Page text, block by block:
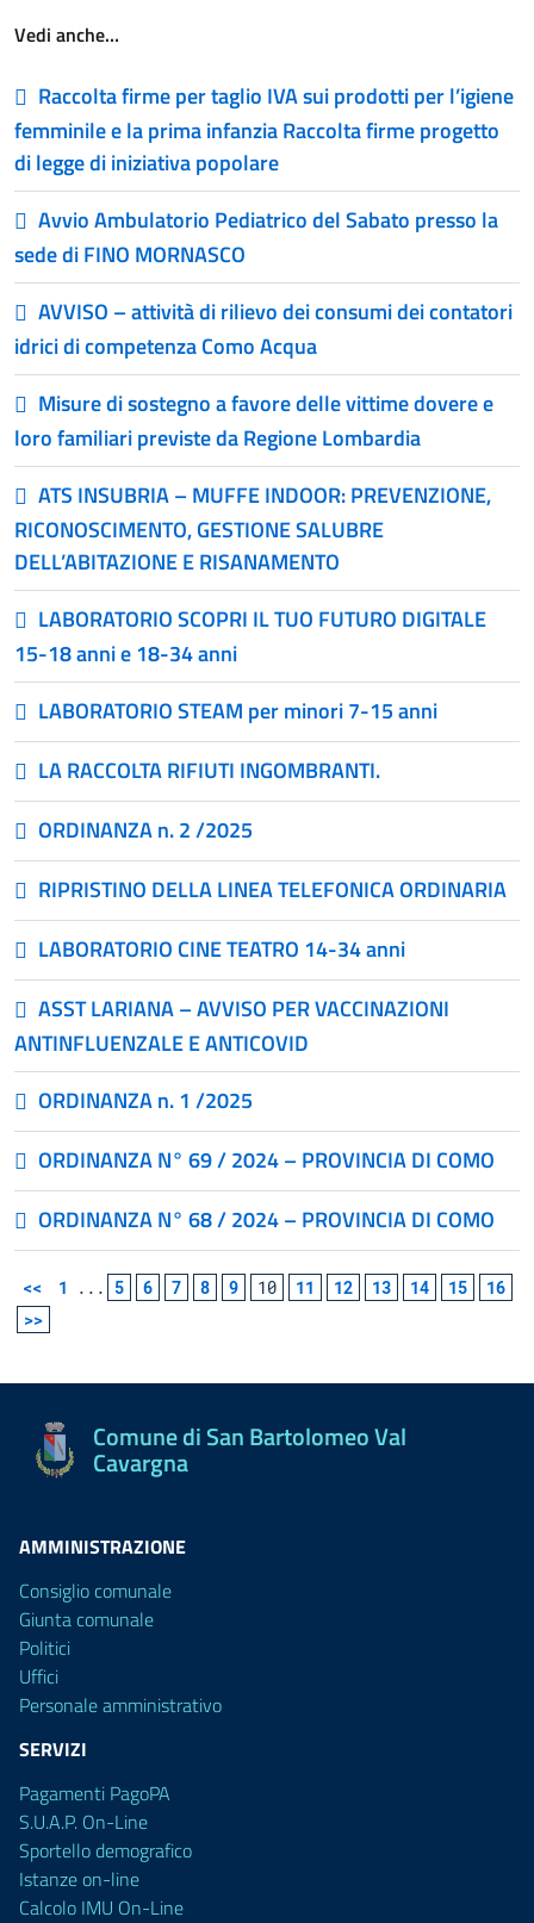
Vedi anche…
Raccolta firme per taglio IVA sui prodotti per l’igiene
femminile e la prima infanzia Raccolta firme progetto
di legge di iniziativa popolare
Avvio Ambulatorio Pediatrico del Sabato presso la
sede di FINO MORNASCO
AVVISO – attività di rilievo dei consumi dei contatori
idrici di competenza Como Acqua
Misure di sostegno a favore delle vittime dovere e
loro familiari previste da Regione Lombardia
ATS INSUBRIA – MUFFE INDOOR: PREVENZIONE,
RICONOSCIMENTO, GESTIONE SALUBRE
DELL’ABITAZIONE E RISANAMENTO
LABORATORIO SCOPRI IL TUO FUTURO DIGITALE
15-18 anni e 18-34 anni
LABORATORIO STEAM per minori 7-15 anni
LA RACCOLTA RIFIUTI INGOMBRANTI.
ORDINANZA n. 2 /2025
RIPRISTINO DELLA LINEA TELEFONICA ORDINARIA
LABORATORIO CINE TEATRO 14-34 anni
ASST LARIANA – AVVISO PER VACCINAZIONI
ANTINFLUENZALE E ANTICOVID
ORDINANZA n. 1 /2025
ORDINANZA N° 69 / 2024 – PROVINCIA DI COMO
ORDINANZA N° 68 / 2024 – PROVINCIA DI COMO
<< 1 ... 5 6 7 8 9 10 11 12 13 14 15
16
>>
Comune di San Bartolomeo Val
Cavargna
AMMINISTRAZIONE
Consiglio comunale
Giunta comunale
Politici
Uffici
Personale amministrativo
SERVIZI
Pagamenti PagoPA
S.U.A.P. On-Line
Sportello demografico
Istanze on-line
Calcolo IMU On-Line